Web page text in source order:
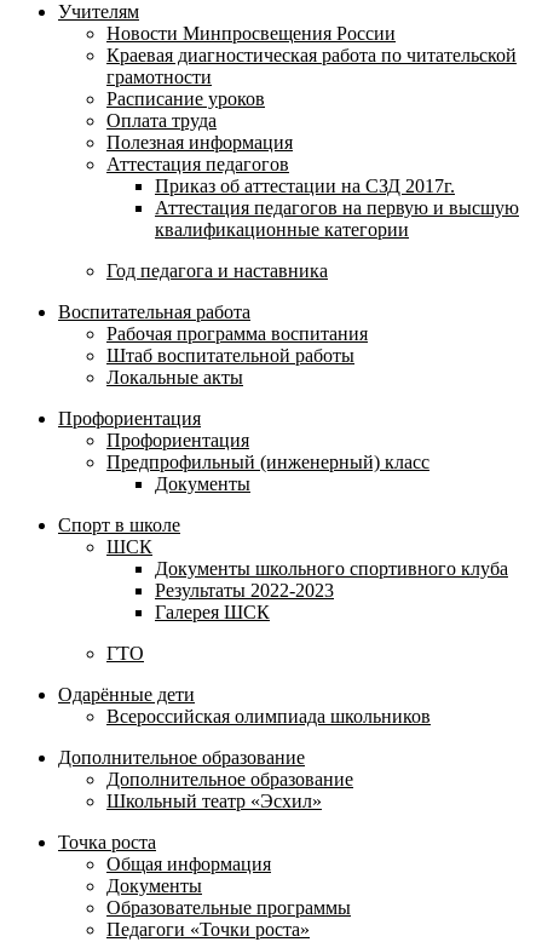
Учителям
Новости Минпросвещения России
Краевая диагностическая работа по читательской
грамотности
Расписание уроков
Оплата труда
Полезная информация
Аттестация педагогов
Приказ об аттестации на СЗД 2017г.
Аттестация педагогов на первую и высшую
квалификационные категории
Год педагога и наставника
Воспитательная работа
Рабочая программа воспитания
Штаб воспитательной работы
Локальные акты
Профориентация
Профориентация
Предпрофильный (инженерный) класс
Документы
Спорт в школе
ШСК
Документы школьного спортивного клуба
Результаты 2022-2023
Галерея ШСК
ГТО
Одарённые дети
Всероссийская олимпиада школьников
Дополнительное образование
Дополнительное образование
Школьный театр «Эсхил»
Точка роста
Общая информация
Документы
Образовательные программы
Педагоги «Точки роста»